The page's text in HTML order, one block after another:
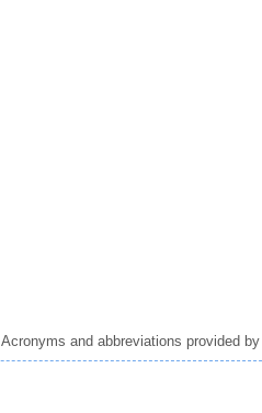
Acronyms and abbreviations provided by